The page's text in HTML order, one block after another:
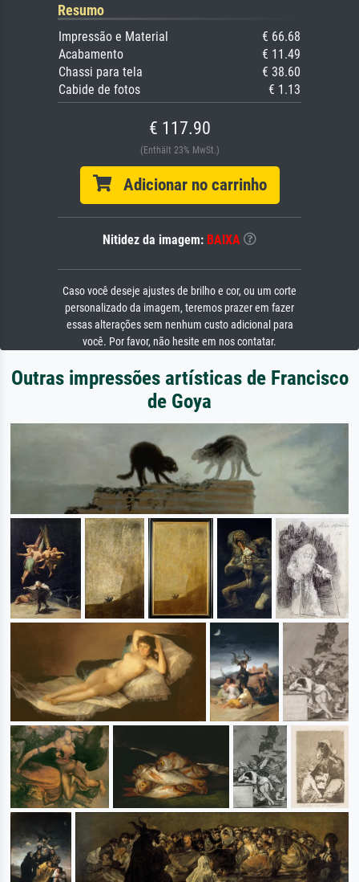
Resumo
Impressão e Material
€ 66.68
Acabamento
€ 11.49
Chassi para tela
€ 38.60
Cabide de fotos
€ 1.13
€ 117.90
(Enthält 23% MwSt.)
Adicionar no carrinho
Nitidez da imagem: BAIXA
Caso você deseje ajustes de brilho e cor, ou um corte
personalizado da imagem, teremos prazer em fazer
essas alterações sem nenhum custo adicional para
você. Por favor, não hesite em nos contatar.
Outras impressões artísticas de Francisco
de Goya